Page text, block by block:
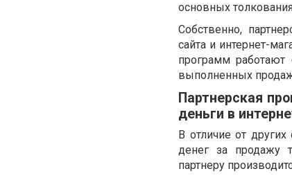
основных
Собственно,
сайта и интернет-
программ
выполненных
Партнерская
деньги в
В отличие от
денег за продажу
партнеру